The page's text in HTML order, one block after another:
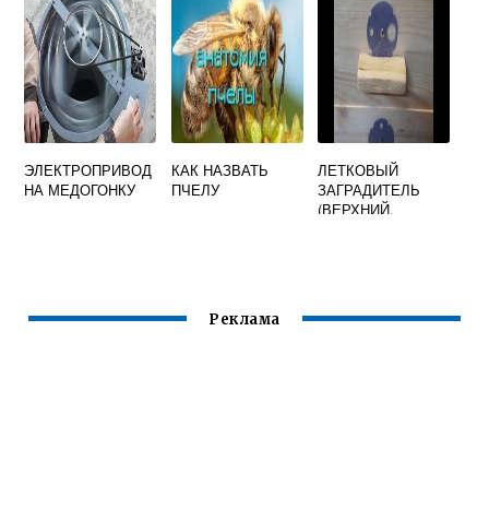
ЭЛЕКТРОПРИВОД
НА МЕДОГОНКУ
КАК НАЗВАТЬ
ПЧЕЛУ
ЛЕТКОВЫЙ
ЗАГРАДИТЕЛЬ
(ВЕРХНИЙ,
Реклама